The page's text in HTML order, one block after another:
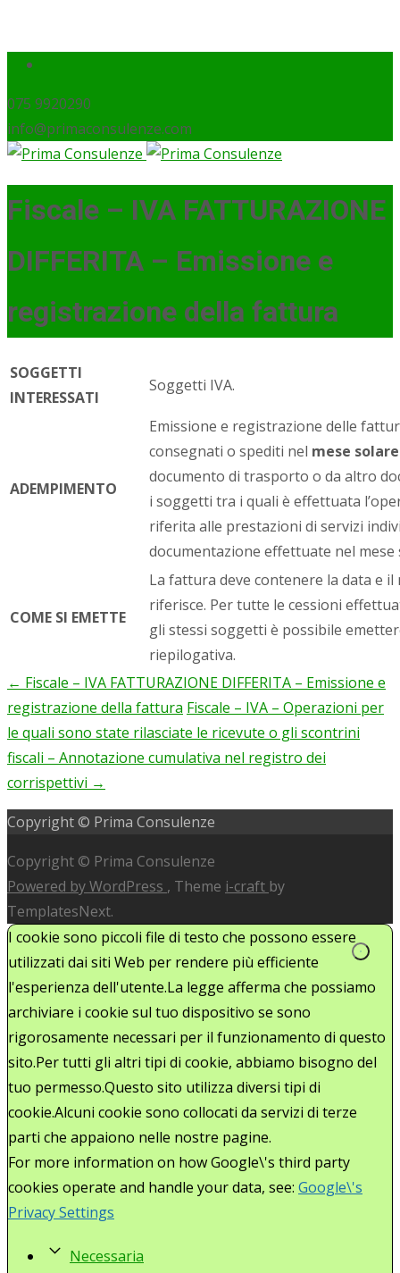
075 9920290
info@primaconsulenze.com
Fiscale – IVA FATTURAZIONE
DIFFERITA – Emissione e
registrazione della fattura
SOGGETTI
INTERESSATI
Soggetti IVA.
ADEMPIMENTO
Emissione e registrazione delle
consegnati o spediti nel mese
documento di trasporto o da altro
i soggetti tra i quali è effettuata
riferita alle prestazioni di servizi
documentazione effettuate nel mese
COME SI EMETTE
La fattura deve contenere la data e
riferisce. Per tutte le cessioni
gli stessi soggetti è possibile
riepilogativa.
Post
navigation
← Fiscale – IVA FATTURAZIONE DIFFERITA – Emissione e
registrazione della fattura Fiscale – IVA – Operazioni per
le quali sono state rilasciate le ricevute o gli scontrini
fiscali – Annotazione cumulativa nel registro dei
corrispettivi →
Copyright © Prima Consulenze
Copyright © Prima Consulenze
Powered by WordPress , Theme i-craft by
TemplatesNext.
I cookie sono piccoli file di testo che possono essere
utilizzati dai siti Web per rendere più efficiente
l'esperienza dell'utente.La legge afferma che possiamo
archiviare i cookie sul tuo dispositivo se sono
rigorosamente necessari per il funzionamento di questo
sito.Per tutti gli altri tipi di cookie, abbiamo bisogno del
tuo permesso.Questo sito utilizza diversi tipi di
cookie.Alcuni cookie sono collocati da servizi di terze
parti che appaiono nelle nostre pagine.
For more information on how Google\'s third party
cookies operate and handle your data, see: Google\'s
Privacy Settings
Necessaria